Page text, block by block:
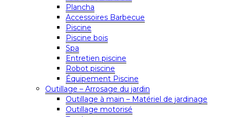
Plancha
Accessoires Barbecue
Piscine
Piscine bois
Spa
Entretien piscine
Robot piscine
Équipement Piscine
Outillage – Arrosage du jardin
Outillage à main – Matériel de jardinage
Outillage motorisé